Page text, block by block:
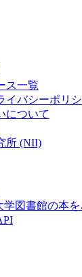
ス一覧
イバシーポリ
について
所 (NII)
学図書館の本